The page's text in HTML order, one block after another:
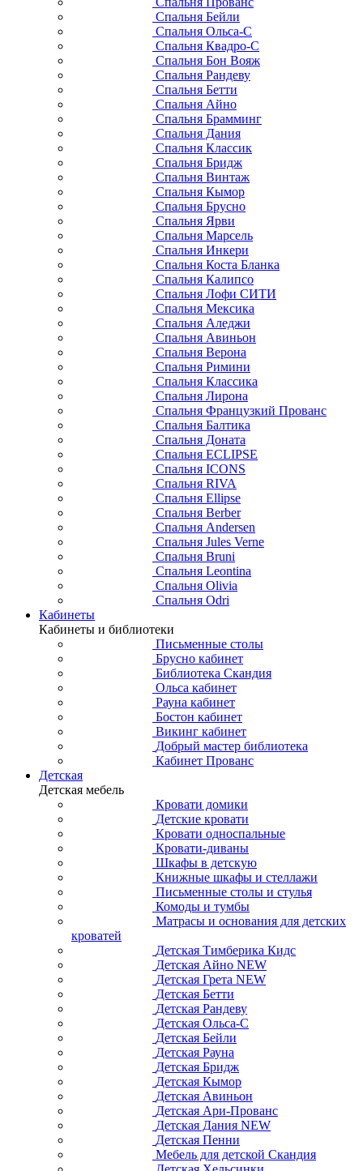
Спальня Бейли
Спальня Ольса-С
Спальня Квадро-С
Спальня Бон Вояж
Спальня Рандеву
Спальня Бетти
Спальня Айно
Спальня Брамминг
Спальня Дания
Спальня Классик
Спальня Бридж
Спальня Винтаж
Спальня Кымор
Спальня Брусно
Спальня Ярви
Спальня Марсель
Спальня Инкери
Спальня Коста Бланка
Спальня Калипсо
Спальня Лофи СИТИ
Спальня Мексика
Спальня Аледжи
Спальня Авиньон
Спальня Верона
Спальня Римини
Спальня Классика
Спальня Лирона
Спальня Французкий Прованс
Спальня Балтика
Спальня Доната
Спальня ECLIPSE
Спальня ICONS
Спальня RIVA
Спальня Ellipse
Спальня Berber
Спальня Andersen
Спальня Jules Verne
Спальня Bruni
Спальня Leontina
Спальня Olivia
Спальня Odri
Кабинеты
Кабинеты и библиотеки
Письменные столы
Брусно кабинет
Библиотека Скандия
Ольса кабинет
Рауна кабинет
Бостон кабинет
Викинг кабинет
Добрый мастер библиотека
Кабинет Прованс
Детская
Детская мебель
Кровати домики
Детские кровати
Кровати односпальные
Кровати-диваны
Шкафы в детскую
Книжные шкафы и стеллажи
Письменные столы и стулья
Комоды и тумбы
Матрасы и основания для детских
кроватей
Детская Тимберика Кидс
Детская Айно NEW
Детская Грета NEW
Детская Бетти
Детская Рандеву
Детская Ольса-С
Детская Бейли
Детская Рауна
Детская Бридж
Детская Кымор
Детская Авиньон
Детская Ари-Прованс
Детская Дания NEW
Детская Пенни
Мебель для детской Скандия